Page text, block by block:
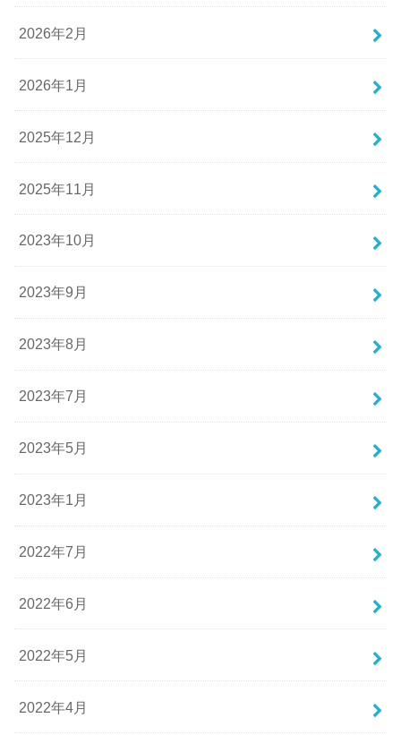
2026年2月
2026年1月
2025年12月
2025年11月
2023年10月
2023年9月
2023年8月
2023年7月
2023年5月
2023年1月
2022年7月
2022年6月
2022年5月
2022年4月